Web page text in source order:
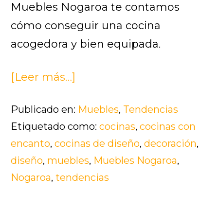
Muebles Nogaroa te contamos
cómo conseguir una cocina
acogedora y bien equipada.
[Leer más…]
Diez
sencillos
trucos
con
Publicado en: Muebles, Tendencias
Etiquetado como:cocinas,cocinas con
encanto,cocinas de diseño,decoración,
diseño, muebles, Muebles Nogaroa,
Nogaroa,tendencias